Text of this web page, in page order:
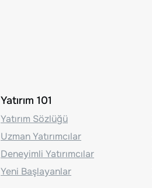
Yatırım 101
Yatırım Sözlüğü
Uzman Yatırımcılar
Deneyimli Yatırımcılar
Yeni Başlayanlar